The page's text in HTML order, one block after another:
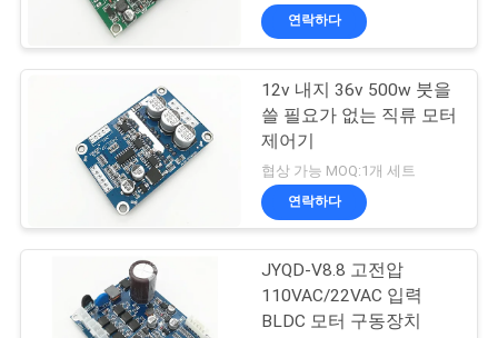
연락하다
12v 내지 36v 500w 붓을
쓸 필요가 없는 직류 모터
제어기
협상 가능 MOQ:1개 세트
연락하다
JYQD-V8.8 고전압
110VAC/22VAC 입력
BLDC 모터 구동장치